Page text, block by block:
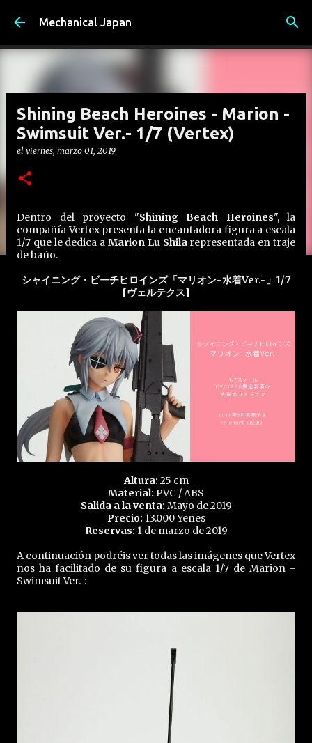
Ir al contenido principal
Mechanical Japan
Shining Beach Heroines - Marion -
Swimsuit Ver.- 1/7 (Vertex)
el viernes, marzo 01, 2019
Dentro del proyecto "Shining Beach Heroines", la
compañía Vertex presenta la encantadora figura a escala
1/7 que le dedica a Marion Lu Shilarepresentada en traje
de baño.
シャイニング・ビーチヒロインズ「マリオン-水着Ver.-」1/7
[ヴェルテクス]
Altura: 25 cm
Material: PVC / ABS
Salida a la venta: Mayo de 2019
Precio: 13.000 Yenes
Reservas: 1 de marzo de 2019
A continuación podréis ver todas las imágenes que Vertex
nos ha facilitado de su figura a escala 1/7 de Marion -
Swimsuit Ver.-: